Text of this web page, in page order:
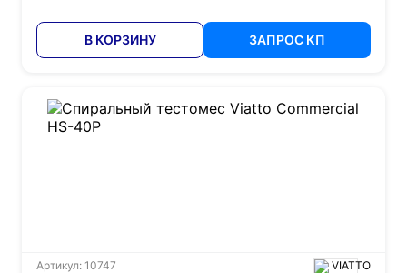
В КОРЗИНУ ЗАПРОС КП
Артикул: 10747 VIATTO